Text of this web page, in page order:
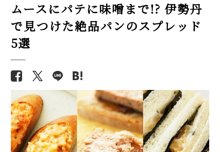
ムースにパテに味噌まで!? 伊勢丹
で見つけた絶品パンのスプレッド
5選